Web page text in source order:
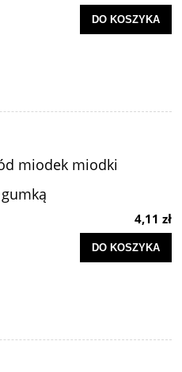
DO KOSZYKA
miodek miodki
4,11 zł
DO KOSZYKA